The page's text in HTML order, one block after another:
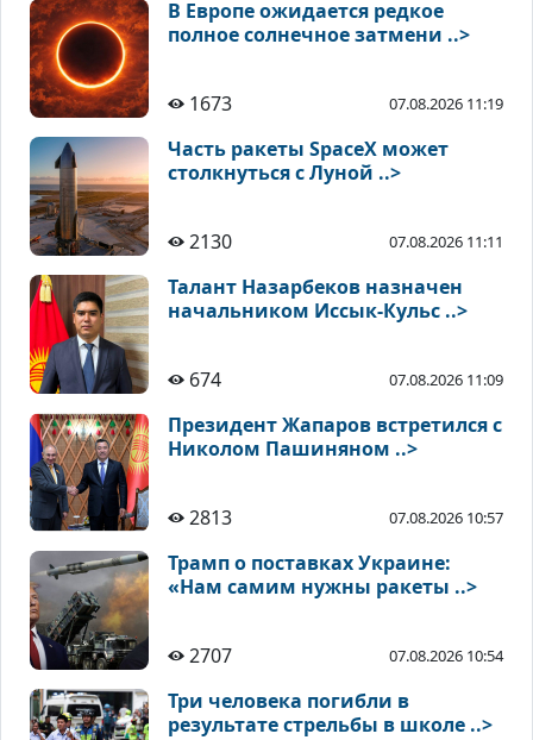
В Европе ожидается редкое
полное солнечное затмени ..>
1673 07.08.2026 11:19
Часть ракеты SpaceX может
столкнуться с Луной ..>
2130 07.08.2026 11:11
Талант Назарбеков назначен
начальником Иссык-Кульс ..>
674 07.08.2026 11:09
Президент Жапаров встретился с
Николом Пашиняном ..>
2813 07.08.2026 10:57
Трамп о поставках Украине:
«Нам самим нужны ракеты ..>
2707 07.08.2026 10:54
Три человека погибли в
результате стрельбы в школе ..>